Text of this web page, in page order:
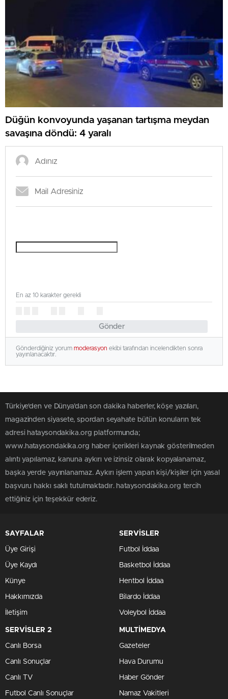
Düğün konvoyunda yaşanan tartışma meydan
savaşına döndü: 4 yaralı
Gönder
En az 10 karakter gerekli
Gönderdiğiniz yorum moderasyon ekibi tarafından incelendikten sonra
yayınlanacaktır.
Türkiye'den ve Dünya’dan son dakika haberler, köşe yazıları,
magazinden siyasete, spordan seyahate bütün konuların tek
adresi hataysondakika.org platformunda;
www.hataysondakika.org haber içerikleri kaynak gösterilmeden
alıntı yapılamaz, kanuna aykırı ve izinsiz olarak kopyalanamaz,
başka yerde yayınlanamaz. Aykırı işlem yapan kişi/kişiler için yasal
başvuru hakkı saklı tutulmaktadır. hataysondakika.org tercih
ettiğiniz için teşekkür ederiz.
SAYFALAR
Üye Girişi
Üye Kaydı
Künye
Hakkımızda
İletişim
SERVİSLER
Futbol İddaa
Basketbol İddaa
Hentbol İddaa
Bilardo İddaa
Voleybol İddaa
SERVİSLER 2
Canlı Borsa
Canlı Sonuçlar
Canlı TV
Futbol Canlı Sonuçlar
MULTİMEDYA
Gazeteler
Hava Durumu
Haber Gönder
Namaz Vakitleri